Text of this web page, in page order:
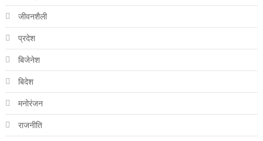
जीवनशैली
प्रदेश
बिजेनेश
बिदेश
मनोरंजन
राजनीति